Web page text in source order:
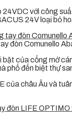
với công
24V loại bỏ
đòn Comunello
bật của cổng mở
phố đến biệt thự
của châu Âu và
đòn LIFE OPTIMO